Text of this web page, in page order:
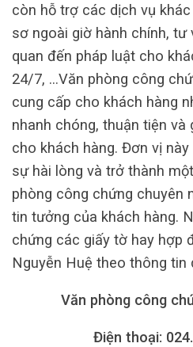
còn hỗ trợ các dịch vụ
sơ ngoài giờ hành chính, tư
quan đến pháp luật cho
24/7, …Văn phòng công
cung cấp cho khách hàng
nhanh chóng, thuận tiện và
cho khách hàng. Đơn vị
sự hài lòng và trở thành
phòng công chứng chuyên
tin tưởng của khách hàng.
chứng các giấy tờ hay hợp
Nguyễn Huệ theo thông tin
Văn phòng công
Điện thoại: